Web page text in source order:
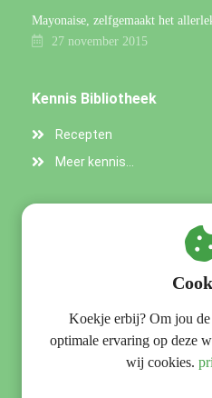
Mayonaise, zelfgemaakt het
27 november 2015
Kennis Bibliotheek
Recepten
Meer kennis...
OERvitaal - Bezoekadres
9728 KAGroningen
+31653431639
Koekje erbij? Om jou
optimale ervaring op deze
wij cookies.